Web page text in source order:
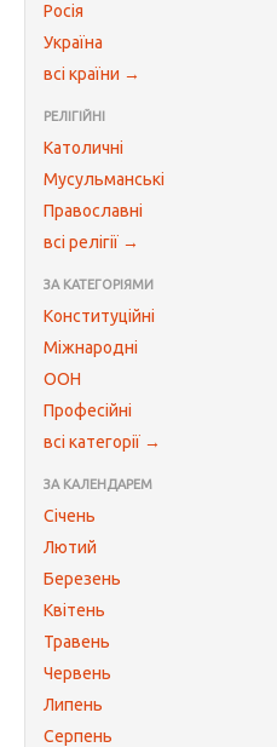
Росія
Україна
всі країни →
РЕЛІГІЙНІ
Католичні
Мусульманські
Православні
всі релігії →
ЗА КАТЕГОРІЯМИ
Конституційні
Міжнародні
ООН
Професійні
всі категорії →
ЗА КАЛЕНДАРЕМ
Січень
Лютий
Березень
Квітень
Травень
Червень
Липень
Серпень